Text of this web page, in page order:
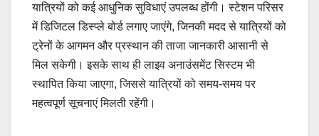
यात्रियों को कई आधुनिक सुविधाएं उपलब्ध होंगी। स्टेशन परिसर
में डिजिटल डिस्प्ले बोर्ड लगाए जाएंगे, जिनकी मदद से यात्रियों को
ट्रेनों के आगमन और प्रस्थान की ताजा जानकारी आसानी से
मिल सकेगी। इसके साथ ही लाइव अनाउंसमेंट सिस्टम भी
स्थापित किया जाएगा, जिससे यात्रियों को समय-समय पर
महत्वपूर्ण सूचनाएं मिलती रहेंगी।